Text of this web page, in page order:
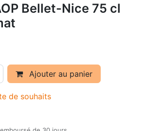
Bellet-Nice 75 cl
Ajouter au panier
de souhaits